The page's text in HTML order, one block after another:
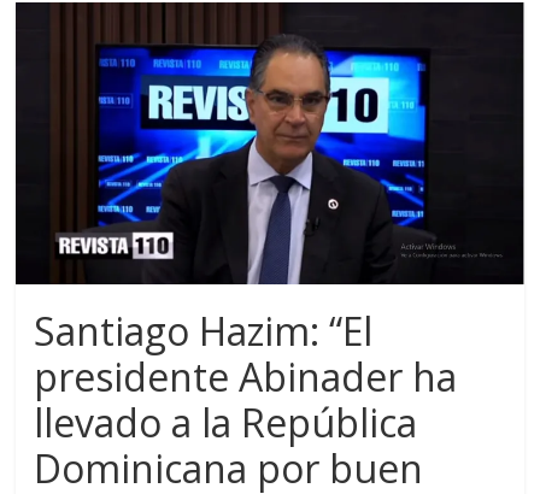
Santiago Hazim: “El
presidente Abinader ha
llevado a la República
Dominicana por buen